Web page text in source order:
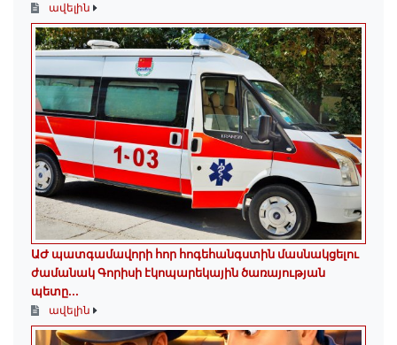
ավելին
ԱԺ պատգամավորի հոր հոգեհանգստին մասնակցելու
ժամանակ Գորիսի էկոպարեկային ծառայության
պետը...
ավելին